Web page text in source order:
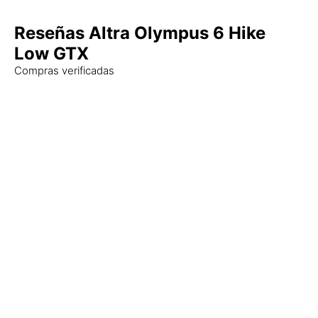
Reseñas Altra Olympus 6 Hike
Low GTX
Compras verificadas